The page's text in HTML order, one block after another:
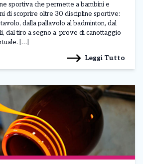
sportiva che permette a bambini e
di scoprire oltre 30 discipline sportive:
dalla pallavolo al badminton, dal
dal tiro a segno a prove di canottaggio
[…]
Leggi Tutto